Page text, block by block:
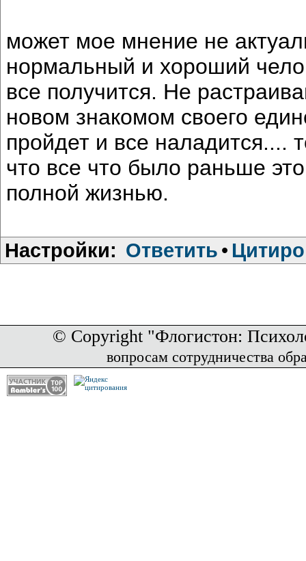
может мое мнение не
нормальный и хороший
все получится. Не
новом знакомом своего
пройдет и все наладится....
что все что было раньше
полной жизнью.
Настройки: Ответить •
© Copyright "Флогистон:
вопросам сотрудничества